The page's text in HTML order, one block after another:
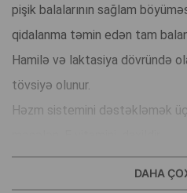
pişik balalarının sağlam
qidalanma təmin edən tam
Hamilə və laktasiya dövründə
tövsiyə olunur.
Həzm sistemini dəstəkləmək
Sümük və oynaqların inkişafı
DAHA